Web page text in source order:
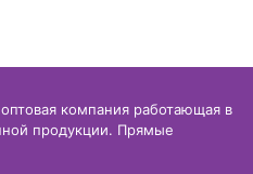
компания работающая в
продукции. Прямые